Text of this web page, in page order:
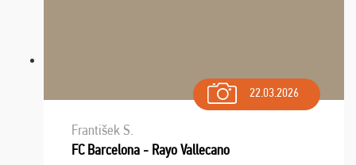
22.03.2026
František S.
FC Barcelona - Rayo Vallecano